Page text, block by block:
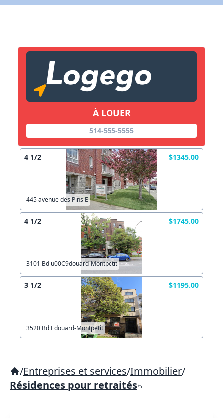
À LOUER
514-555-5555
4 1/2 $1345.00
445 avenue des Pins E
4 1/2 $1745.00
3101 Bd u00C9douard-Montpetit
3 1/2 $1195.00
3520 Bd Edouard-Montpetit
/Entreprises et services/Immobilier/
Résidences pour retraités
Lien vers inscription (sera inclus dans courriel)
Copier lien
X Fermer